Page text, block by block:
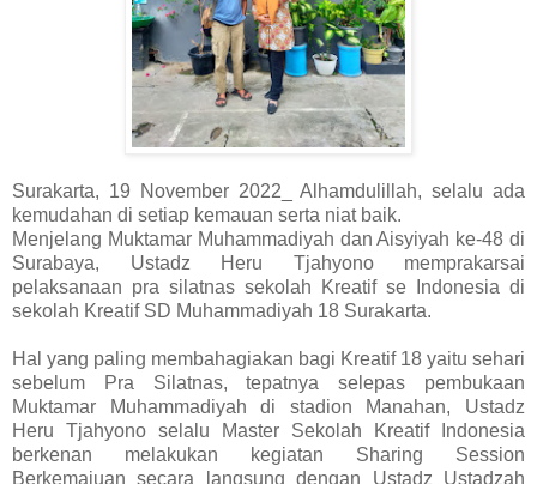
Surakarta, 19 November 2022_ Alhamdulillah, selalu ada
kemudahan di setiap kemauan serta niat baik.
Menjelang Muktamar Muhammadiyah dan Aisyiyah ke-48 di
Surabaya, Ustadz Heru Tjahyono memprakarsai
pelaksanaan pra silatnas sekolah Kreatif se Indonesia di
sekolah Kreatif SD Muhammadiyah 18 Surakarta.
Hal yang paling membahagiakan bagi Kreatif 18 yaitu sehari
sebelum Pra Silatnas, tepatnya selepas pembukaan
Muktamar Muhammadiyah di stadion Manahan, Ustadz
Heru Tjahyono selalu Master Sekolah Kreatif Indonesia
berkenan melakukan kegiatan Sharing Session
Berkemajuan secara langsung dengan Ustadz Ustadzah